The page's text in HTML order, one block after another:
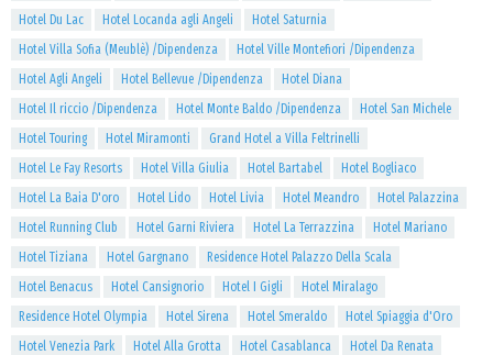
Hotel Du Lac
Hotel Locanda agli Angeli
Hotel Saturnia
Hotel Villa Sofia (Meublè) /Dipendenza
Hotel Ville Montefiori /Dipendenza
Hotel Agli Angeli
Hotel Bellevue /Dipendenza
Hotel Diana
Hotel Il riccio /Dipendenza
Hotel Monte Baldo /Dipendenza
Hotel San Michele
Hotel Touring
Hotel Miramonti
Grand Hotel a Villa Feltrinelli
Hotel Le Fay Resorts
Hotel Villa Giulia Hotel Bartabel
Hotel Bogliaco
Hotel La Baia D'oro
Hotel Lido Hotel Livia Hotel Meandro
Hotel Palazzina
Hotel Running Club
Hotel Garni Riviera Hotel La Terrazzina
Hotel Mariano
Hotel Tiziana
Hotel Gargnano
Residence Hotel Palazzo Della Scala
Hotel Benacus
Hotel Cansignorio Hotel I Gigli
Hotel Miralago
Residence Hotel Olympia
Hotel Sirena Hotel Smeraldo
Hotel Spiaggia d'Oro
Hotel Venezia Park
Hotel Alla Grotta Hotel Casablanca
Hotel Da Renata